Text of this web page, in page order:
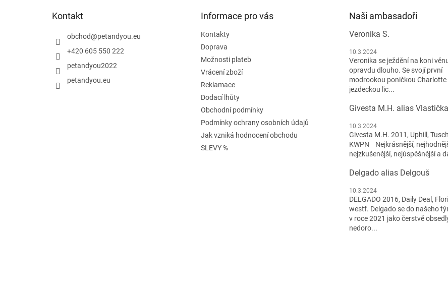
Kontakt
obchod@petandyou.eu
+420 605 550 222
petandyou2022
petandyou.eu
Informace pro vás
Kontakty
Doprava
Možnosti plateb
Vrácení zboží
Reklamace
Dodací lhůty
Obchodní podmínky
Podmínky ochrany osobních údajů
Jak vzniká hodnocení obchodu
SLEVY %
Naši ambasadoři
Veronika S.
10.3.2024
Veronika se ježdění na koni
opravdu dlouho. Se svojí první
modrookou poničkou Charlotte
jezdeckou lic...
Givesta M.H. alias Vlastička
10.3.2024
Givesta M.H. 2011, Uphill,
KWPN Nejkrásnější,
nejzkušenější, nejúspěšnější a
Delgado alias Delgouš
10.3.2024
DELGADO 2016, Daily Deal,
westf. Delgado se do našeho
v roce 2021 jako čerstvě
nedoro...